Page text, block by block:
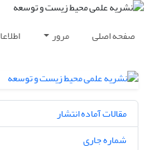
صفحه اصلی مرور
مقالات آماده انتشار
شماره جاری